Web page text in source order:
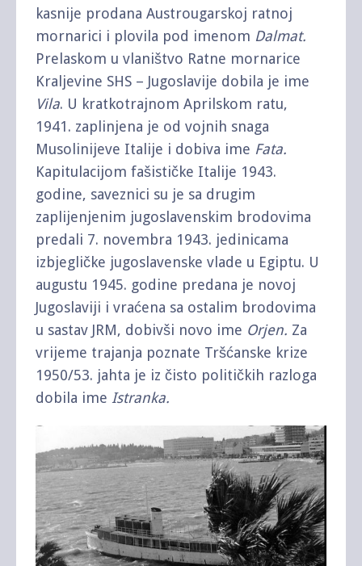
kasnije prodana Austrougarskoj ratnoj
mornarici i plovila pod imenom Dalmat.
Prelaskom u vlaništvo Ratne mornarice
Kraljevine SHS – Jugoslavije dobila je ime
Vila. U kratkotrajnom Aprilskom ratu,
1941. zaplinjena je od vojnih snaga
Musolinijeve Italije i dobiva ime Fata.
Kapitulacijom fašističke Italije 1943.
godine, saveznici su je sa drugim
zaplijenjenim jugoslavenskim brodovima
predali 7. novembra 1943. jedinicama
izbjegličke jugoslavenske vlade u Egiptu. U
augustu 1945. godine predana je novoj
Jugoslaviji i vraćena sa ostalim brodovima
u sastav JRM, dobivši novo ime Orjen. Za
vrijeme trajanja poznate Tršćanske krize
1950/53. jahta je iz čisto političkih razloga
dobila ime Istranka.